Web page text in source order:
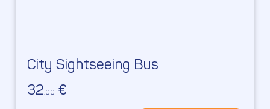
City Sightseeing Bus
32.00 €